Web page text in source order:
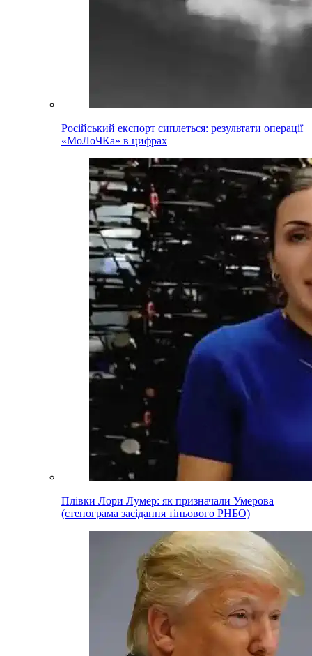
Російський експорт сиплеться: результати операції
«МоЛоЧКа» в цифрах
Плівки Лори Лумер: як призначали Умерова
(стенограма засідання тіньового РНБО)